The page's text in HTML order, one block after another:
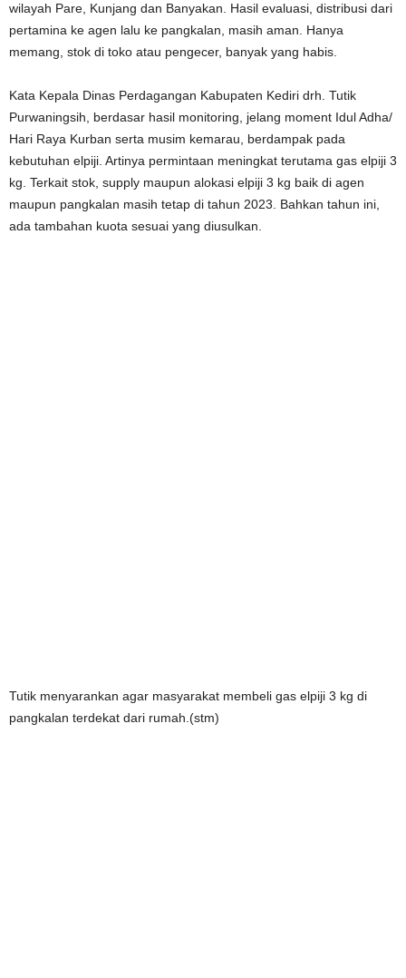
wilayah Pare, Kunjang dan Banyakan. Hasil evaluasi, distribusi dari
pertamina ke agen lalu ke pangkalan, masih aman. Hanya
memang, stok di toko atau pengecer, banyak yang habis.
Kata Kepala Dinas Perdagangan Kabupaten Kediri drh. Tutik
Purwaningsih, berdasar hasil monitoring, jelang moment Idul Adha/
Hari Raya Kurban serta musim kemarau, berdampak pada
kebutuhan elpiji. Artinya permintaan meningkat terutama gas elpiji 3
kg. Terkait stok, supply maupun alokasi elpiji 3 kg baik di agen
maupun pangkalan masih tetap di tahun 2023. Bahkan tahun ini,
ada tambahan kuota sesuai yang diusulkan.
Tutik menyarankan agar masyarakat membeli gas elpiji 3 kg di
pangkalan terdekat dari rumah.(stm)